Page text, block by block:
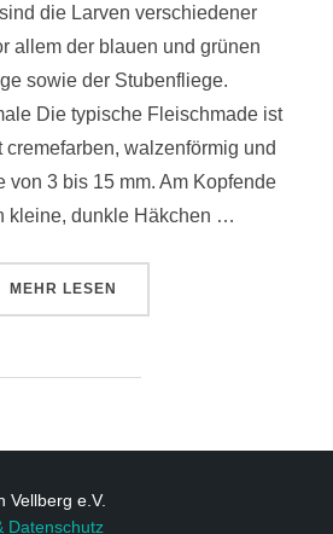
die Larven verschiedener
allem der blauen und grünen
sowie der Stubenfliege.
Die typische Fleischmade ist
walzenförmig und
von 3 bis 15 mm. Am Kopfende
kleine, dunkle Häkchen …
MEHR LESEN
Vellberg e.V.
Datenschutz